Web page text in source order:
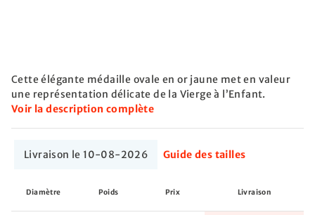
Cette élégante médaille ovale en or jaune met en valeur
une représentation délicate de la Vierge à l’Enfant.
Voir la description complète
Livraison le 10-08-2026 Guide des tailles
Diamètre Poids Prix Livraison